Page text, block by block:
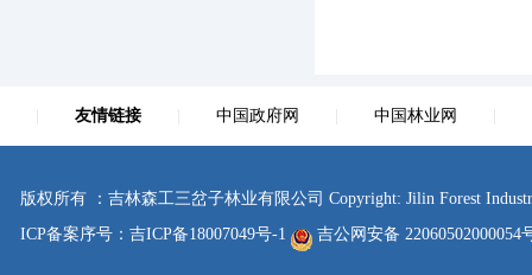
友情链接 中国政府网 中国林业网
版权所有 ：吉林森工三岔子林业有限公司 Copyright: Jilin Forest
ICP备案序号：吉ICP备18007049号-1
吉公网安备 22060502000054